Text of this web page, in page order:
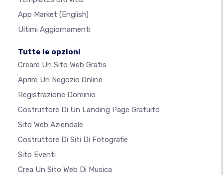
App Market (English)
Ultimi Aggiornamenti
Tutte le opzioni
Creare Un Sito Web Gratis
Aprire Un Negozio Online
Registrazione Dominio
Costruttore Di Un Landing Page Gratuito
Sito Web Aziendale
Costruttore Di Siti Di Fotografie
Sito Eventi
Crea Un Sito Web Di Musica